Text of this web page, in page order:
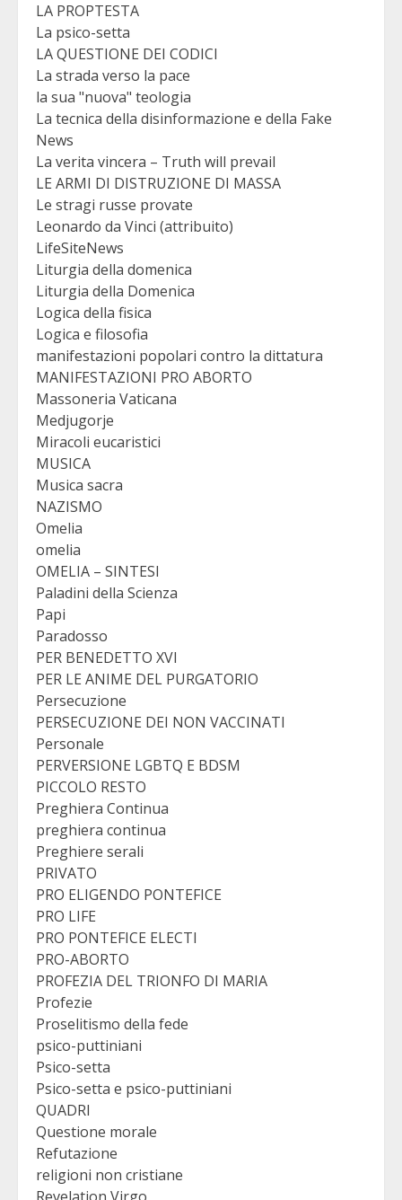
LA PROPTESTA
La psico-setta
LA QUESTIONE DEI CODICI
La strada verso la pace
la sua "nuova" teologia
La tecnica della disinformazione e della Fake
News
La verita vincera – Truth will prevail
LE ARMI DI DISTRUZIONE DI MASSA
Le stragi russe provate
Leonardo da Vinci (attribuito)
LifeSiteNews
Liturgia della domenica
Liturgia della Domenica
Logica della fisica
Logica e filosofia
manifestazioni popolari contro la dittatura
MANIFESTAZIONI PRO ABORTO
Massoneria Vaticana
Medjugorje
Miracoli eucaristici
MUSICA
Musica sacra
NAZISMO
Omelia
omelia
OMELIA – SINTESI
Paladini della Scienza
Papi
Paradosso
PER BENEDETTO XVI
PER LE ANIME DEL PURGATORIO
Persecuzione
PERSECUZIONE DEI NON VACCINATI
Personale
PERVERSIONE LGBTQ E BDSM
PICCOLO RESTO
Preghiera Continua
preghiera continua
Preghiere serali
PRIVATO
PRO ELIGENDO PONTEFICE
PRO LIFE
PRO PONTEFICE ELECTI
PRO-ABORTO
PROFEZIA DEL TRIONFO DI MARIA
Profezie
Proselitismo della fede
psico-puttiniani
Psico-setta
Psico-setta e psico-puttiniani
QUADRI
Questione morale
Refutazione
religioni non cristiane